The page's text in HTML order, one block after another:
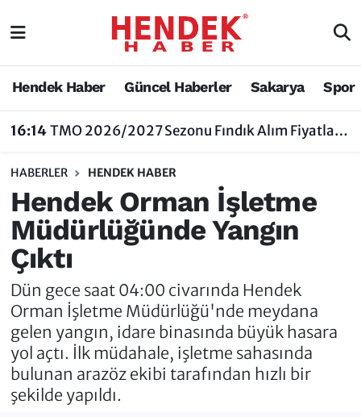
Hendek Haber Güncel Haberler Sakarya Spor
16:14TMO 2026/2027 Sezonu Fındık Alım Fiyatlarını Açıkladı
HABERLER HENDEK HABER
Hendek Orman İşletme
Müdürlüğünde Yangın
Çıktı
Dün gece saat 04:00 civarında Hendek
Orman İşletme Müdürlüğü'nde meydana
gelen yangın, idare binasında büyük hasara
yol açtı. İlk müdahale, işletme sahasında
bulunan arazöz ekibi tarafından hızlı bir
şekilde yapıldı.
Hendek Haber
Nöbetçi Eczaneler
Vefat Edenler
Hendek Haber
Hakkında
Hendek Haber Reklam Servisi
Künye
İletişim
Sakarya Nöbetçi Eczaneler
Sakarya Trafik Yoğunluk Haritası
Süper Lig Puan Durumu ve Fikstür
Tüm Manşetler
Son Dakika Haberleri
Haber Arşivi